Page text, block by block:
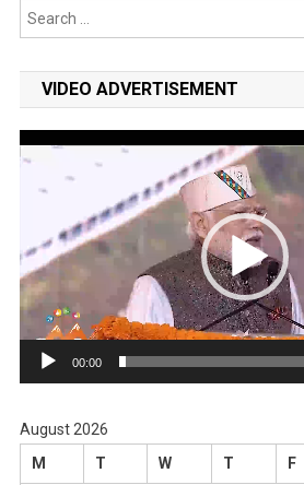
VIDEO ADVERTISEMENT
Video
00:00
August 2026
M
T W T F